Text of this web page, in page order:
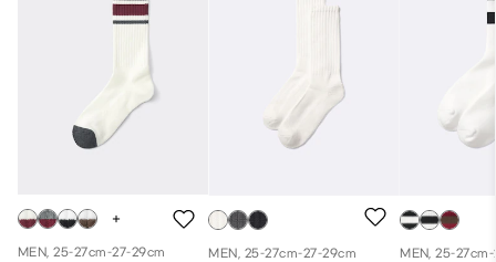
MEN, 25-27cm-27-29cm
MEN, 25-27cm-27-29cm
MEN, 25-